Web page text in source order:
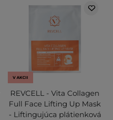
V AKCII
REVCELL - Vita Collagen
Full Face Lifting Up Mask
- Liftingujúca plátienková